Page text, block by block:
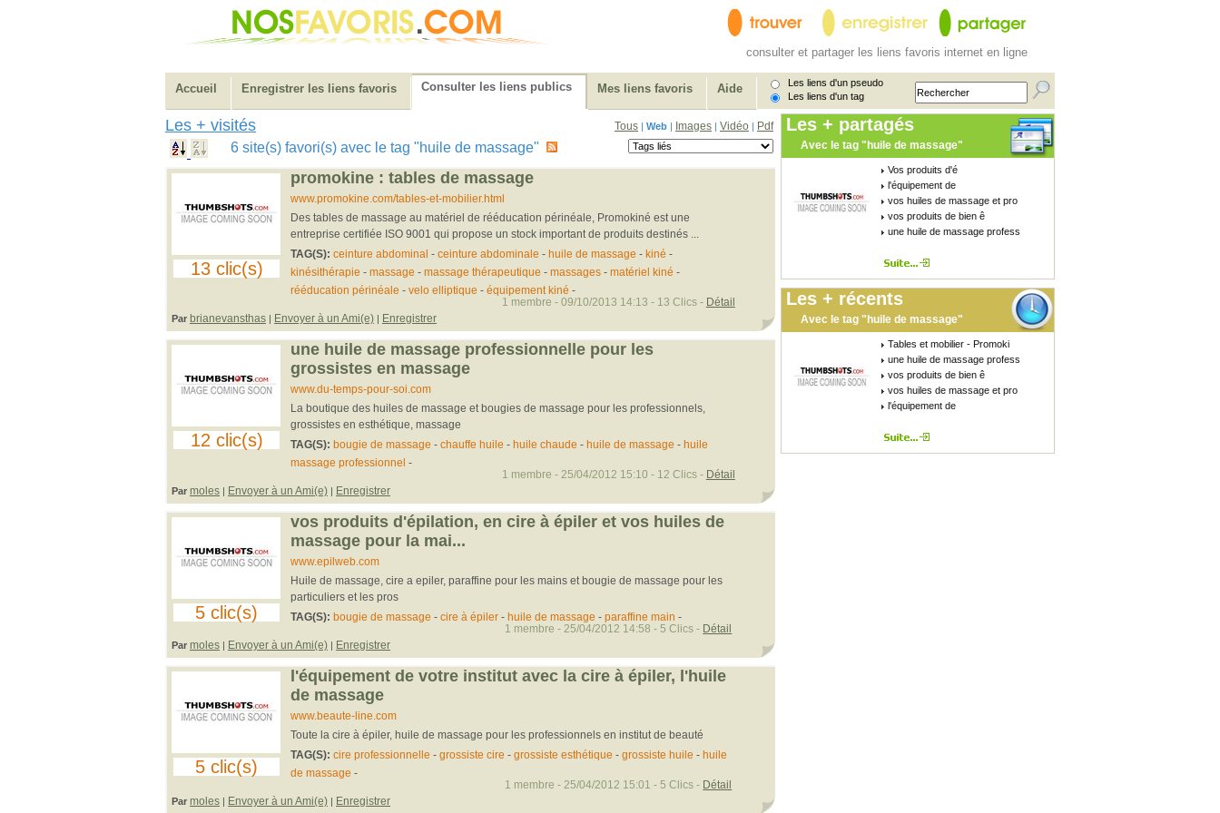
consulter et partager les liens favoris internet en ligne
Accueil Enregistrer les liens favoris Consulter les liens publics Mes liens favoris Aide
Les liens d'un pseudo
Les liens d'un tag
Les + visités Tous | Web | Images | Vidéo | Pdf
6 site(s) favori(s) avec le tag "huile de massage"
13 clic(s)
promokine : tables de massage
www.promokine.com/tables-et-mobilier.html
Des tables de massage au matériel de rééducation périnéale, Promokiné est une
entreprise certifiée ISO 9001 qui propose un stock important de produits destinés ...
TAG(S): ceinture abdominal - ceinture abdominale - huile de massage - kiné -
kinésithérapie - massage - massage thérapeutique - massages- matériel kiné -
rééducation périnéale - velo elliptique - équipement kiné -
Par brianevansthas | Envoyer à un Ami(e) | Enregistrer
1 membre - 09/10/2013 14:13 - 13 Clics - Détail
12 clic(s)
une huile de massage professionnelle pour les
grossistes en massage
www.du-temps-pour-soi.com
La boutique des huiles de massage et bougies de massage pour les professionnels,
grossistes en esthétique, massage
TAG(S): bougie de massage - chauffe huile - huile chaude - huile de massage - huile
massage professionnel -
Par moles | Envoyer à un Ami(e) | Enregistrer
1 membre - 25/04/2012 15:10 - 12 Clics - Détail
5 clic(s)
vos produits d'épilation, en cire à épiler et vos huiles de
massage pour la mai...
www.epilweb.com
Huile de massage, cire a epiler, paraffine pour les mains et bougie de massage pour les
particuliers et les pros
TAG(S): bougie de massage - cire à épiler- huile de massage - paraffine main -
Par moles | Envoyer à un Ami(e) | Enregistrer
1 membre - 25/04/2012 14:58 - 5 Clics - Détail
5 clic(s)
l'équipement de votre institut avec la cire à épiler, l'huile
de massage
www.beaute-line.com
Toute la cire à épiler, huile de massage pour les professionnels en institut de beauté
TAG(S): cire professionnelle - grossiste cire - grossiste esthétique - grossiste huile - huile
de massage -
Par moles | Envoyer à un Ami(e) | Enregistrer
1 membre - 25/04/2012 15:01 - 5 Clics - Détail
Les + partagés
Avec le tag "huile de massage"
Vos produits d'é
l'équipement de
vos huiles de massage et pro
vos produits de bien ê
une huile de massage profess
Les + récents
Avec le tag "huile de massage"
Tables et mobilier - Promoki
une huile de massage profess
vos produits de bien ê
vos huiles de massage et pro
l'équipement de